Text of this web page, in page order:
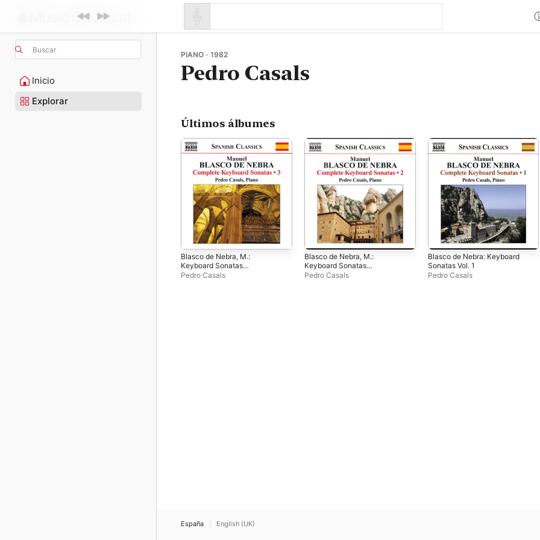
Buscar
Inicio
Explorar
PIANO · 1982
Pedro Casals
Últimos álbumes
Blasco de Nebra, M.:
Keyboard Sonatas
(Complete), Vol. 3
Pedro Casals
Blasco de Nebra, M.:
Keyboard Sonatas
(Complete), Vol. 2
Pedro Casals
Blasco de Nebra: Keyboard
Sonatas Vol. 1
Pedro Casals
España English (UK)